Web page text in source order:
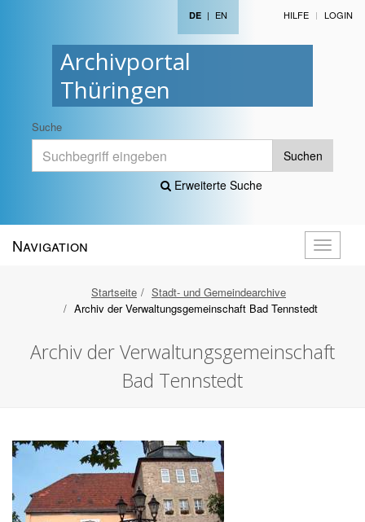
Archivportal
Thüringen
DE | EN HILFE LOGIN
Suche
Suchen
Erweiterte Suche
öffnen
Navigation
Startseite
Stadt- und Gemeindearchive
Archiv der Verwaltungsgemeinschaft Bad Tennstedt
Archiv der Verwaltungsgemeinschaft
Bad Tennstedt